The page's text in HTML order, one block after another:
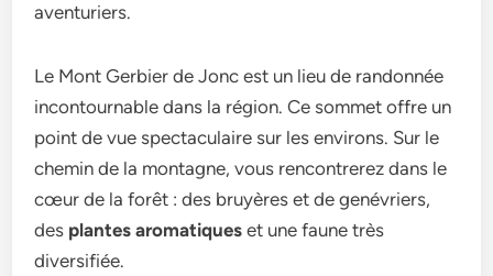
aventuriers.
Le Mont Gerbier de Jonc est un lieu de randonnée
incontournable dans la région. Ce sommet offre un
point de vue spectaculaire sur les environs. Sur le
chemin de la montagne, vous rencontrerez dans le
cœur de la forêt : des bruyères et de genévriers,
des plantes aromatiques et une faune très
diversifiée.